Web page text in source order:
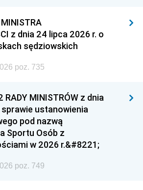
z dnia 24 lipca 2026 r. o
sędziowskich
poz. 735
RADY MINISTRÓW z dnia
ustanowienia
pod nazwą
Sportu Osób z
w 2026 r.&#8221;
poz. 749